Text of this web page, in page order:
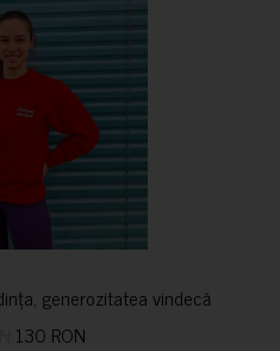
generozitatea vindecă
130 RON